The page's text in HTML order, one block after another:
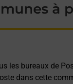
à
les bureaux de
dans cette